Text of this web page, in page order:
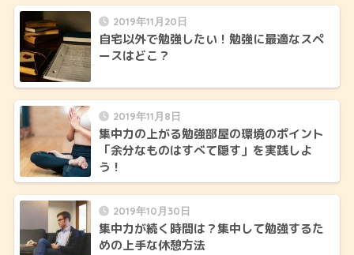
2019年11月20日
自宅以外で勉強したい！勉強に最適なスペ
ースはどこ？
2019年11月8日
集中力の上がる勉強部屋の環境のポイント
「余分なものはすべて隠す」を実践しよ
う！
2019年10月30日
集中力が続く時間は？集中して勉強するた
めの上手な休憩方法